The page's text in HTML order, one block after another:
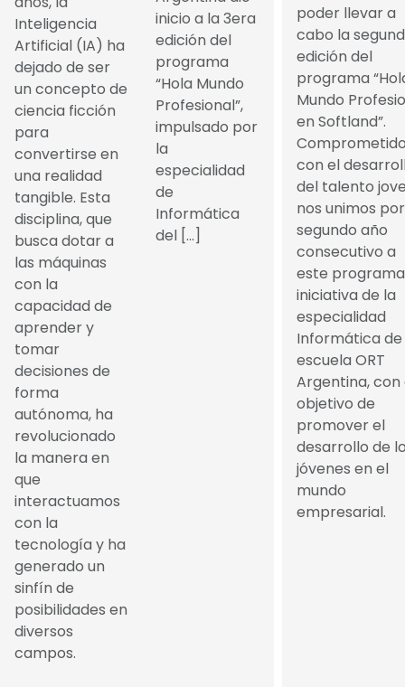
Inteligencia
Artificial (IA) ha
dejado de ser
un concepto de
ciencia ficción
para
convertirse en
una realidad
tangible. Esta
disciplina, que
busca dotar a
las máquinas
con la
capacidad de
aprender y
tomar
decisiones de
forma
autónoma, ha
revolucionado
la manera en
que
interactuamos
con la
tecnología y ha
generado un
sinfín de
posibilidades en
diversos
campos.
inicio a la 3era
edición del
programa
“Hola Mundo
Profesional”,
impulsado por
la
especialidad
de
Informática
del […]
poder llevar a
cabo la
edición del
programa
Mundo
en Softland”.
con el
del talento
nos unimos por
segundo año
consecutivo a
este
iniciativa de la
especialidad
Informática de
escuela ORT
Argentina, con
objetivo de
promover el
desarrollo de
jóvenes en el
mundo
empresarial.